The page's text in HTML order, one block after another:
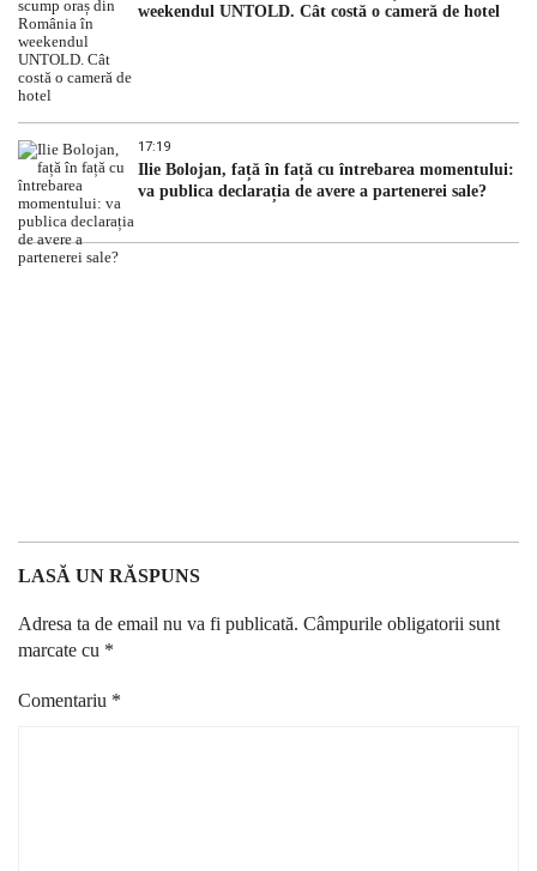
weekendul UNTOLD. Cât costă o cameră de hotel
17:19
Ilie Bolojan, față în față cu întrebarea momentului:
va publica declarația de avere a partenerei sale?
LASĂ UN RĂSPUNS
Adresa ta de email nu va fi publicată. Câmpurile obligatorii sunt
marcate cu *
Comentariu *